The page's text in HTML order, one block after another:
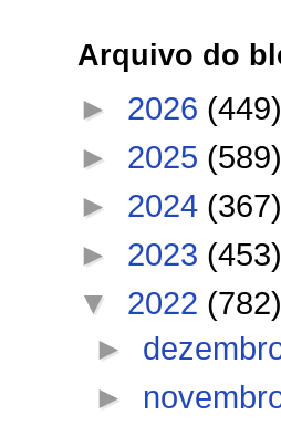
Arquivo do
► 2026 (449)
► 2025 (589)
► 2024 (367)
► 2023 (453)
▼ 2022 (782)
►
►